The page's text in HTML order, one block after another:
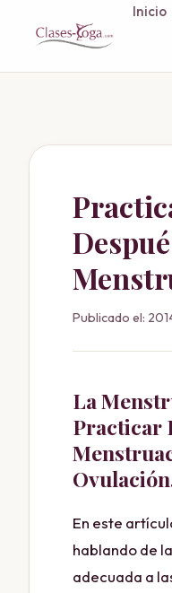
Inicio
Publicado el:
La
Practicar
En este
hablando de
adecuada a